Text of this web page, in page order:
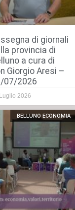
di giornali
provincia di
a cura di
Giorgio Aresi –
07/2026
2026
BELLUNO ECONOMIA